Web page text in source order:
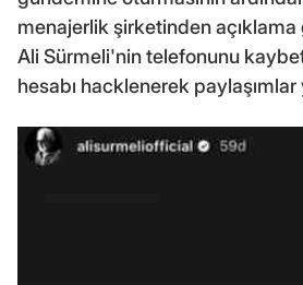
menajerlik şirketinden açıklama
Ali Sürmeli'nin telefonunu
hesabı hacklenerek paylaşımlar